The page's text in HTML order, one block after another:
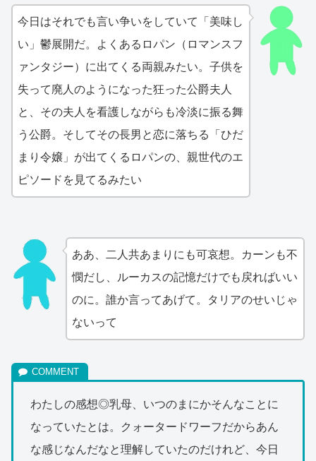
今日はそれでも言い争いをしていて「美味し
い」鬱展開だ。よくあるロパン（ロマンスフ
ァンタジー）に出てくる両親みたい。子供を
失って廃人のようになった狂った公爵夫人
と、その夫人を看護しながらも冷淡に振る舞
う公爵。そしてその長男と恋に落ちる「ひだ
まり令嬢」が出てくるロパンの、親世代のエ
ピソードを見てるみたい
ああ、二人共あまりにも可哀想。カーンも不
憫だし、ルーカスの記憶だけでも戻ればいい
のに。誰か言ってあげて。タリアのせいじゃ
ないって
わたしの感想◎乳母、いつのまにかそんなことに
なっていたとは。クォータードワーフだからあん
な感じなんだなと理解していたのだけれど、今日